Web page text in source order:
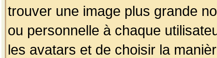
trouver une image plus grande
ou personnelle à chaque
les avatars et de choisir la